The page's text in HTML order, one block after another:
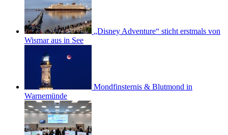
„Disney Adventure“ sticht erstmals von
Wismar aus in See
Mondfinsternis & Blutmond in
Warnemünde